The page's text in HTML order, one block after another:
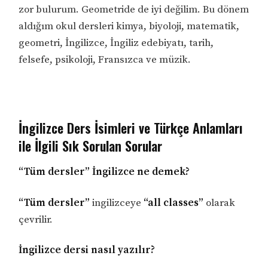
zor bulurum. Geometride de iyi değilim. Bu dönem
aldığım okul dersleri kimya, biyoloji, matematik,
geometri, İngilizce, İngiliz edebiyatı, tarih,
felsefe, psikoloji, Fransızca ve müzik.
İngilizce Ders İsimleri ve Türkçe Anlamları
ile İlgili Sık Sorulan Sorular
“Tüm dersler” İngilizce ne demek?
“Tüm dersler” ingilizceye “all classes” olarak
çevrilir.
İngilizce dersi nasıl yazılır?